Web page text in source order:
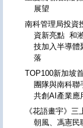
展望
南科管理局投資
資新亮點 和
技加入半導體
落
TOP100新加坡
團隊與南科聯
共創AI產業應
《花語畫宇》三
朝風、馮憲民